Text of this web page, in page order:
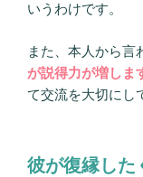
いうわけです。
また、本人から言
が説得力が増しま
て交流を大切にし
彼が復縁した